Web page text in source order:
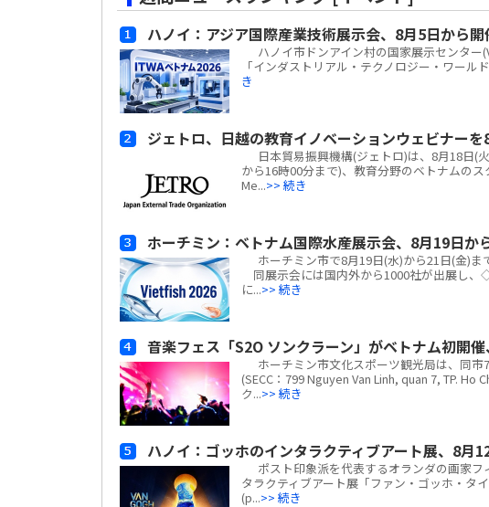
ハノイ：アジア国際産業技術展示会、8月5日から開
ハノイ市ドンアイン村の国家展示センター
「インダストリアル・テクノロジー・ワー
き
ジェトロ、日越の教育イノベーションウェビナー
日本貿易振興機構(ジェトロ)は、8月18日(
から16時00分まで)、教育分野のベトナムの
Me...>> 続き
ホーチミン：ベトナム国際水産展示会、8月19日か
ホーチミン市で8月19日(水)から21日(金)ま
同展示会には国内外から1000社が出展し
に...>> 続き
音楽フェス「S2O ソンクラーン」がベトナム初開
ホーチミン市文化スポーツ観光局は、同
(SECC：799 Nguyen Van Linh, quan 7, TP.
ク...>> 続き
ハノイ：ゴッホのインタラクティブアート展、8月
ポスト印象派を代表するオランダの画家
タラクティブアート展「ファン・ゴッホ・タ
(p...>> 続き